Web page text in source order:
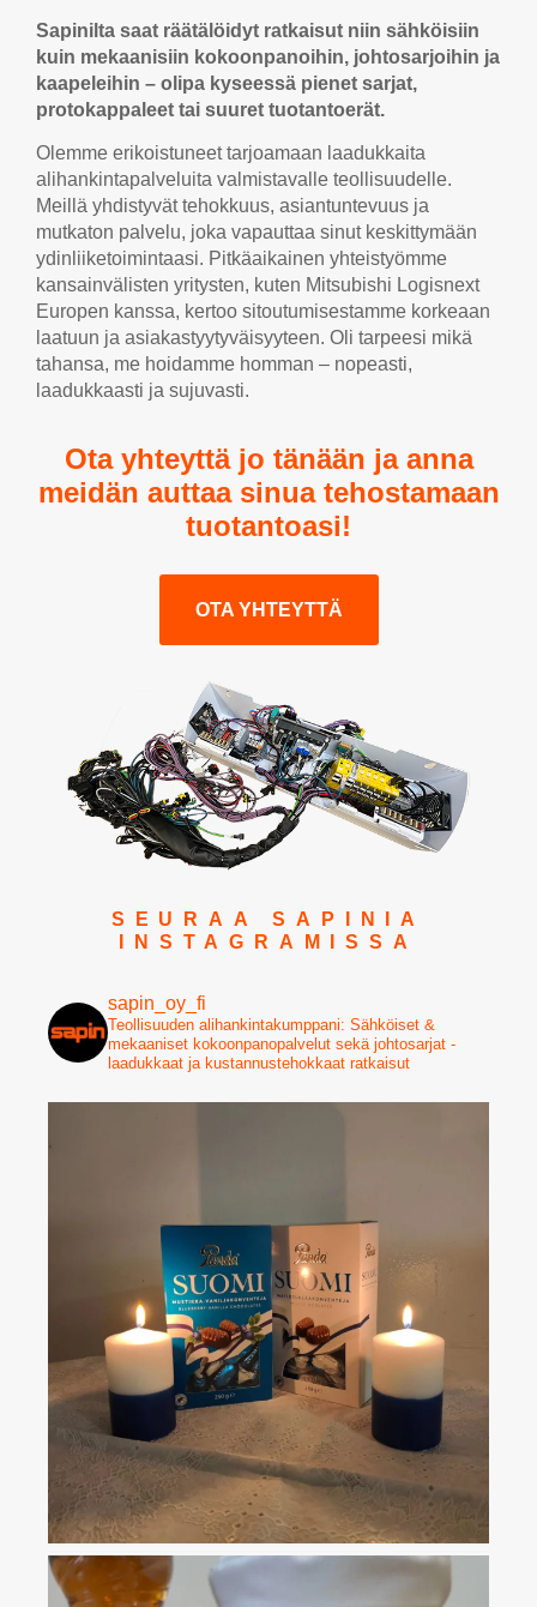
Sapinilta saat räätälöidyt ratkaisut niin sähköisiin
kuin mekaanisiin kokoonpanoihin, johtosarjoihin ja
kaapeleihin – olipa kyseessä pienet sarjat,
protokappaleet tai suuret tuotantoerät.
Olemme erikoistuneet tarjoamaan laadukkaita
alihankintapalveluita valmistavalle teollisuudelle.
Meillä yhdistyvät tehokkuus, asiantuntevuus ja
mutkaton palvelu, joka vapauttaa sinut keskittymään
ydinliiketoimintaasi. Pitkäaikainen yhteistyömme
kansainvälisten yritysten, kuten Mitsubishi Logisnext
Europen kanssa, kertoo sitoutumisestamme korkeaan
laatuun ja asiakastyytyväisyyteen. Oli tarpeesi mikä
tahansa, me hoidamme homman – nopeasti,
laadukkaasti ja sujuvasti.
Ota yhteyttä jo tänään ja anna
meidän auttaa sinua tehostamaan
tuotantoasi!
OTA YHTEYTTÄ
SEURAA SAPINIA
INSTAGRAMISSA
sapin_oy_fi
Teollisuuden alihankintakumppani: Sähköiset &
mekaaniset kokoonpanopalvelut sekä johtosarjat -
laadukkaat ja kustannustehokkaat ratkaisut